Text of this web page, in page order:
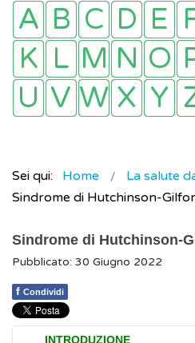
Sei qui: Home La salute
Sindrome di Hutchinson-
Sindrome di Hutchinson-
Pubblicato: 30 Giugno 2022
f Condividi
INTRODUZIONE